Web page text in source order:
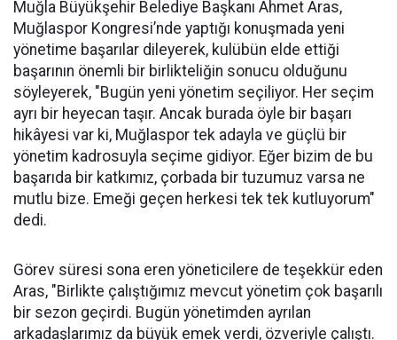
Muğla Büyükşehir Belediye Başkanı Ahmet Aras,
Muğlaspor Kongresi’nde yaptığı konuşmada yeni
yönetime başarılar dileyerek, kulübün elde ettiği
başarının önemli bir birlikteliğin sonucu olduğunu
söyleyerek, "Bugün yeni yönetim seçiliyor. Her seçim
ayrı bir heyecan taşır. Ancak burada öyle bir başarı
hikâyesi var ki, Muğlaspor tek adayla ve güçlü bir
yönetim kadrosuyla seçime gidiyor. Eğer bizim de bu
başarıda bir katkımız, çorbada bir tuzumuz varsa ne
mutlu bize. Emeği geçen herkesi tek tek kutluyorum"
dedi.
Görev süresi sona eren yöneticilere de teşekkür eden
Aras, "Birlikte çalıştığımız mevcut yönetim çok başarılı
bir sezon geçirdi. Bugün yönetimden ayrılan
arkadaşlarımız da büyük emek verdi, özveriyle çalıştı.